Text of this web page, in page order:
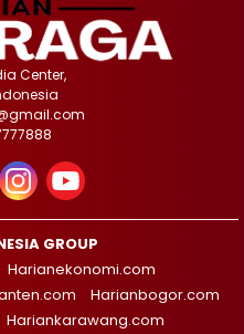
Center,
GROUP
Harianekonomi.com
Harianbogor.com
Hariankarawang.com